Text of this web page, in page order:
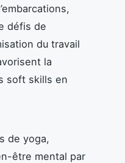
défis de
du travail
la
soft skills en
de yoga,
être mental par